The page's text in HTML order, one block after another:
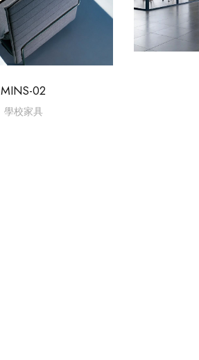
MINS-02
學校家具